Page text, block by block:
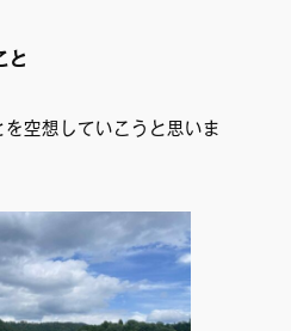
と
空想していこうと思いま